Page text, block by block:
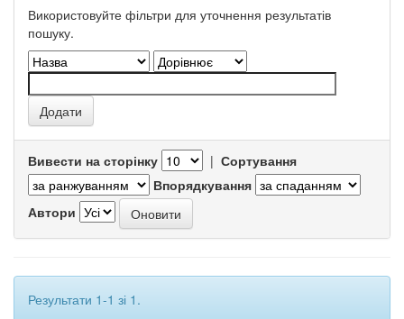
Використовуйте фільтри для уточнення результатів
пошуку.
Вивести на сторінку | Сортування
Впорядкування
Автори
Результати 1-1 зі 1.